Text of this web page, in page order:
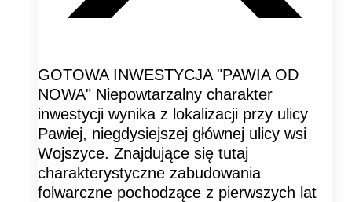
GOTOWA INWESTYCJA "PAWIA OD
NOWA" Niepowtarzalny charakter
inwestycji wynika z lokalizacji przy ulicy
Pawiej, niegdysiejszej głównej ulicy wsi
Wojszyce. Znajdujące się tutaj
charakterystyczne zabudowania
folwarczne pochodzące z pierwszych lat